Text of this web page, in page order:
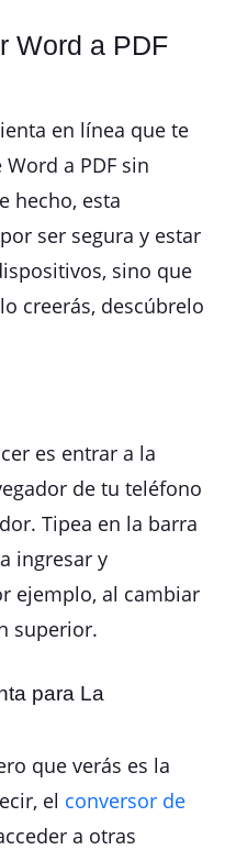
Word a PDF
en línea que te
a PDF sin
hecho, esta
ser segura y estar
sino que
creerás, descúbrelo
es entrar a la
de tu teléfono
Tipea en la barra
ingresar y
ejemplo, al cambiar
superior.
para La
que verás es la
el conversor de
a otras